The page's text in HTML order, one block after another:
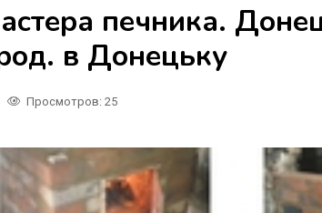
печника.
в Донецьку
Просмотров: 25